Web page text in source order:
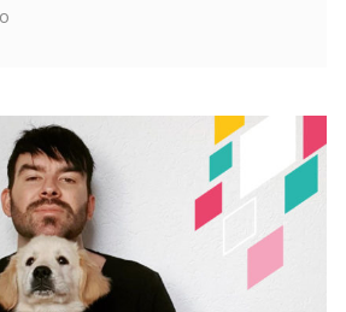
intervista
a
Luca
Perego
“LuCake”